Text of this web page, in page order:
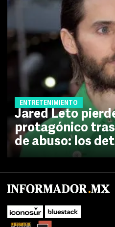
ENTRETENIMIENTO
Jared Leto
protagónico
de abuso: los